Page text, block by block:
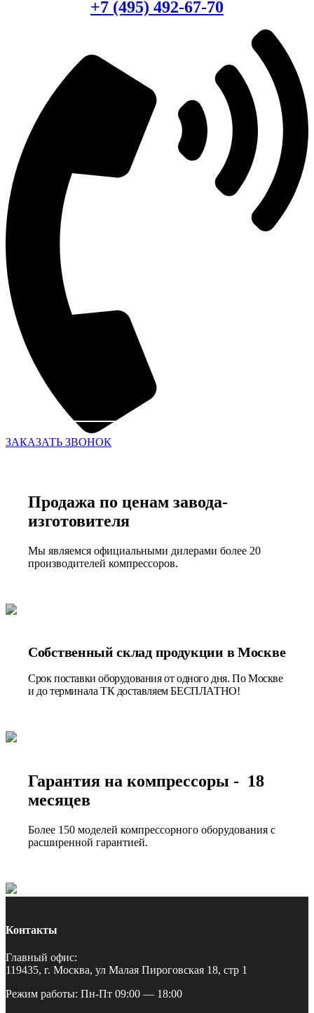
+7 (495) 492-67-70
ЗАКАЗАТЬ ЗВОНОК
Продажа по ценам завода-
изготовителя
Мы являемся официальными дилерами более 20
производителей компрессоров.
Собственный склад продукции в Москве
Срок поставки оборудования от одного дня. По Москве
и до терминала ТК доставляем БЕСПЛАТНО!
Гарантия на компрессоры - 18
месяцев
Более 150 моделей компрессорного оборудования с
расширенной гарантией.
Контакты
Главный офис:
119435, г. Москва, ул Малая Пироговская 18, стр 1
Режим работы: Пн-Пт 09:00 — 18:00